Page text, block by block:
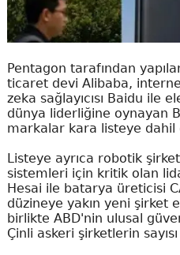
Pentagon tarafından
ticaret devi Alibaba,
zeka sağlayıcısı Baidu ile
dünya liderliğine oynayan
markalar kara listeye dahil
Listeye ayrıca robotik
sistemleri için kritik olan
Hesai ile batarya üreticisi
düzineye yakın yeni şirket
birlikte ABD'nin ulusal
Çinli askeri şirketlerin